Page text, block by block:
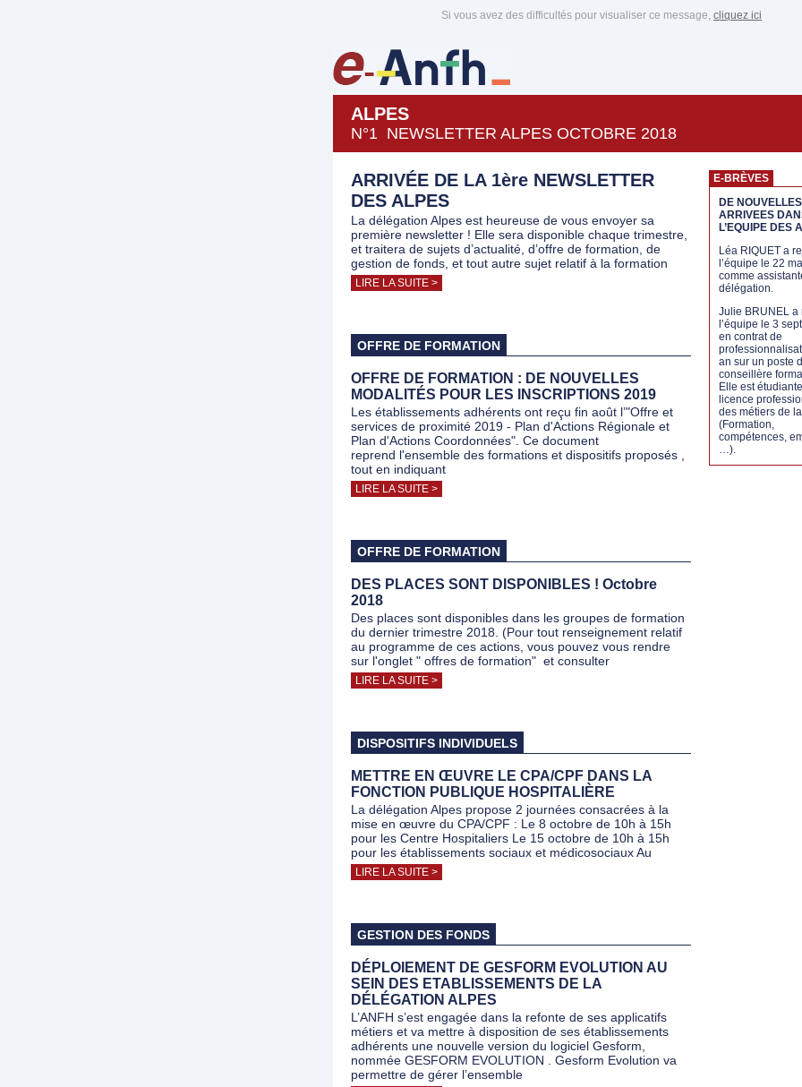
Si vous avez des difficultés pour visualiser ce message, cliquez ici
ALPES
N°1 NEWSLETTER ALPES OCTOBRE 2018
ARRIVÉE DE LA 1ère NEWSLETTER
DES ALPES
La délégation Alpes est heureuse de vous envoyer sa
première newsletter ! Elle sera disponible chaque trimestre,
et traitera de sujets d’actualité, d’offre de formation, de
gestion de fonds, et tout autre sujet relatif à la formation
LIRE LA SUITE >
OFFRE DE FORMATION
OFFRE DE FORMATION : DE NOUVELLES
MODALITÉS POUR LES INSCRIPTIONS 2019
Les établissements adhérents ont reçu fin août l’"Offre et
services de proximité 2019 - Plan d'Actions Régionale et
Plan d'Actions Coordonnées". Ce document
reprend l'ensemble des formations et dispositifs proposés ,
tout en indiquant
LIRE LA SUITE >
OFFRE DE FORMATION
DES PLACES SONT DISPONIBLES ! Octobre
2018
Des places sont disponibles dans les groupes de formation
du dernier trimestre 2018. (Pour tout renseignement relatif
au programme de ces actions, vous pouvez vous rendre
sur l'onglet " offres de formation" et consulter
LIRE LA SUITE >
DISPOSITIFS INDIVIDUELS
METTRE EN ŒUVRE LE CPA/CPF DANS LA
FONCTION PUBLIQUE HOSPITALIÈRE
La délégation Alpes propose 2 journées consacrées à la
mise en œuvre du CPA/CPF : Le 8 octobre de 10h à 15h
pour les Centre Hospitaliers Le 15 octobre de 10h à 15h
pour les établissements sociaux et médicosociaux Au
LIRE LA SUITE >
GESTION DES FONDS
DÉPLOIEMENT DE GESFORM EVOLUTION AU
SEIN DES ETABLISSEMENTS DE LA
DÉLÉGATION ALPES
L’ANFH s’est engagée dans la refonte de ses applicatifs
métiers et va mettre à disposition de ses établissements
adhérents une nouvelle version du logiciel Gesform,
nommée GESFORM EVOLUTION . Gesform Evolution va
permettre de gérer l’ensemble
E-BRÈVES
DE NOUVELLES
ARRIVEES
L’EQUIPE DES
Léa RIQUET a
l’équipe le 22
comme
délégation.
Julie BRUNEL a
l’équipe le 3
en contrat de
an sur un poste
conseillère
Elle est
licence
des métiers de
(Formation,
compétences,
…).